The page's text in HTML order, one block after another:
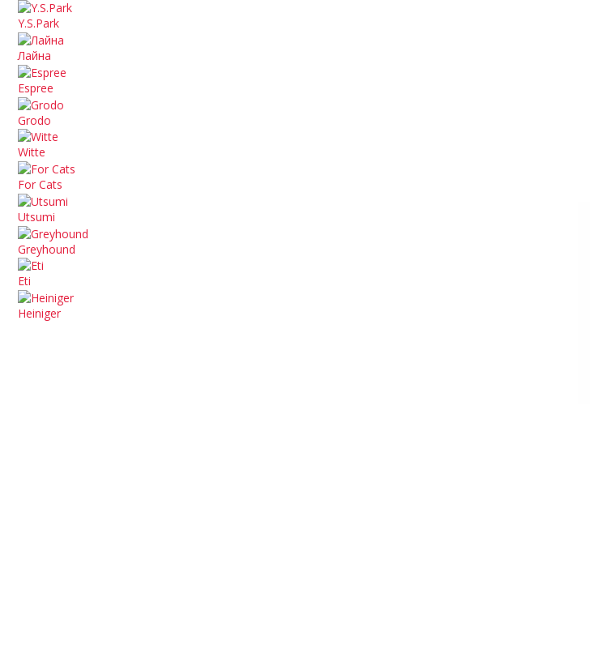
Y.S.Park
Лайна
Espree
Grodo
Witte
For Cats
Utsumi
Greyhound
Eti
Heiniger